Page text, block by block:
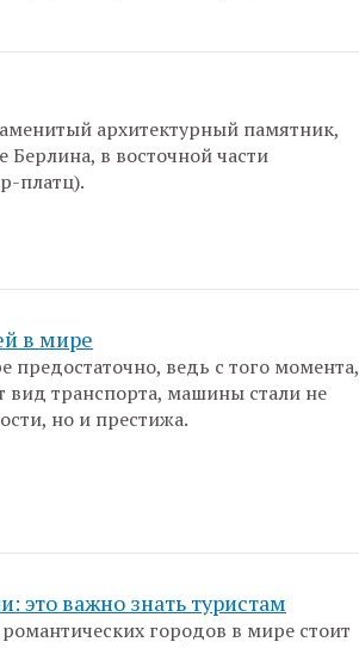
архитектурный памятник,
в восточной части
платц).
в мире
ведь с того момента,
вид транспорта, машины стали не
но и престижа.
это важно знать туристам
городов в мире стоит